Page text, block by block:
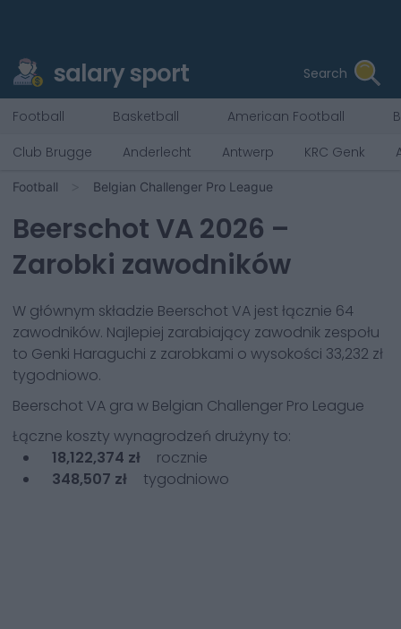
salary sport Search
Football Basketball American Football
Club Brugge
Anderlecht Antwerp KRC Genk
Football Belgian Challenger Pro League
Beerschot VA2026 –
Zarobki zawodników
W głównym składzie Beerschot VA jest łącznie 64
zawodników. Najlepiej zarabiający zawodnik zespołu
to Genki Haraguchi z zarobkami o wysokości 33,232 zł
tygodniowo.
Beerschot VA gra w Belgian Challenger Pro League
Łączne koszty wynagrodzeń drużyny to:
18,122,374 zł
rocznie
348,507 zł
tygodniowo